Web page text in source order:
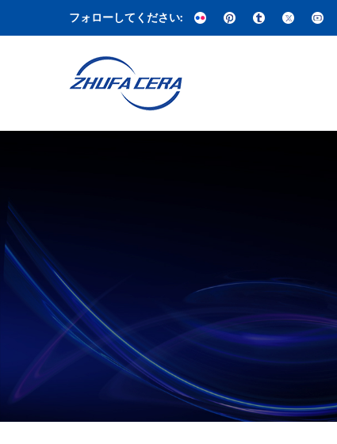
フォローしてください: